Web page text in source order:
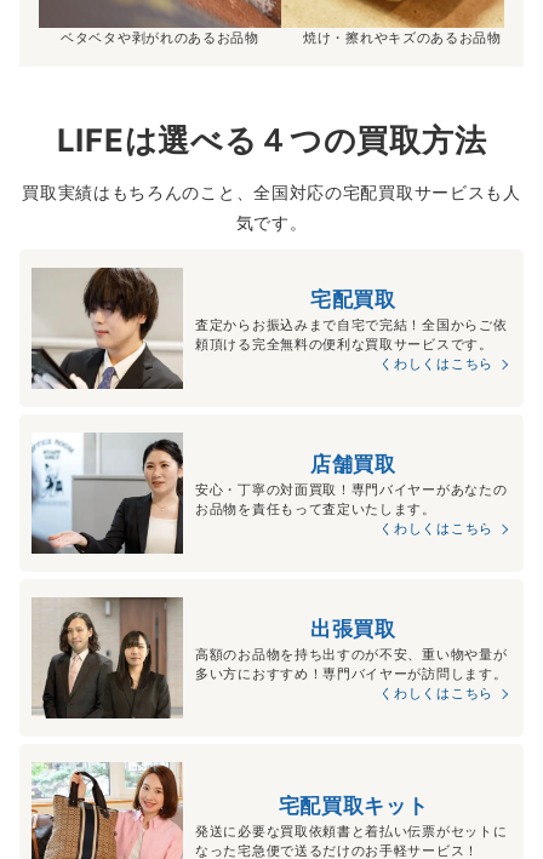
ベタベタや剥がれのあるお品物 焼け・擦れやキズのあるお品物
LIFEは選べる４つの買取方法
買取実績はもちろんのこと、全国対応の宅配買取サービスも人
気です。
宅配買取
査定からお振込みまで自宅で完結！全国からご依
頼頂ける完全無料の便利な買取サービスです。
くわしくはこちら
店舗買取
安心・丁寧の対面買取！専門バイヤーがあなたの
お品物を責任もって査定いたします。
くわしくはこちら
出張買取
高額のお品物を持ち出すのが不安、重い物や量が
多い方におすすめ！専門バイヤーが訪問します。
くわしくはこちら
宅配買取キット
発送に必要な買取依頼書と着払い伝票がセットに
なった宅急便で送るだけのお手軽サービス！